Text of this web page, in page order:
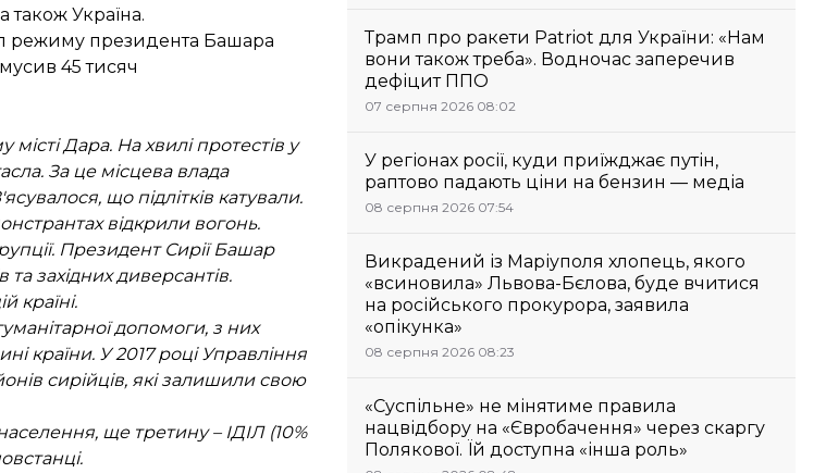
а також Україна.
режиму президента Башара
45 тисяч
Дара. На хвилі протестів у
За це місцева влада
що підлітків катували.
відкрили вогонь.
Президент Сирії Башар
західних диверсантів.
країні.
допомоги, з них
країни. У 2017 році Управління
сирійців, які залишили свою
ще третину – ІДІЛ (10%
Трамп про ракети Patriot для України: «Нам
вони також треба». Водночас заперечив
дефіцит ППО
07 серпня 2026 08:02
У регіонах росії, куди приїжджає путін,
раптово падають ціни на бензин — медіа
08 серпня 2026 07:54
Викрадений із Маріуполя хлопець, якого
«всиновила» Львова-Бєлова, буде вчитися
на російського прокурора, заявила
«опікунка»
08 серпня 2026 08:23
«Суспільне» не мінятиме правила
нацвідбору на «Євробачення» через скаргу
Полякової. Їй доступна «інша роль»